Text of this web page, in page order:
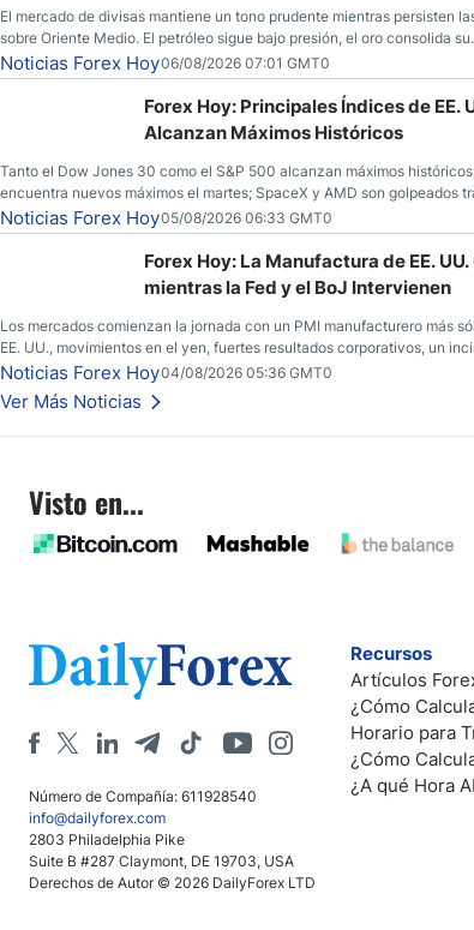
El mercado de divisas mantiene un tono prudente mientras persisten
sobre Oriente Medio. El petróleo sigue bajo presión, el oro consolida su
fortaleza y los operadores esperan nuevas referencias económicas
Estados Unidos.
Noticias Forex Hoy06/08/2026 07:01 GMT0
Forex Hoy: Principales Índices de EE.
Alcanzan Máximos Históricos
Tanto el Dow Jones 30 como el S&P 500 alcanzan máximos
encuentra nuevos máximos el martes; SpaceX y AMD son golpeados
llamadas de ganancias; el petróleo crudo cae por debajo de los $80 con
nuevas esperanzas; el dólar estadounidense continúa intentando
frente al yen; el peso mexicano ve un repunte a medida que las tasas
Noticias Forex Hoy05/08/2026 06:33 GMT0
Forex Hoy: La Manufactura de EE.
mientras la Fed y el BoJ Intervienen
Los mercados comienzan la jornada con un PMI manufacturero más
EE. UU., movimientos en el yen, fuertes resultados corporativos, un
de seguridad en Bitcoin y nuevas señales desde el mercado del
Noticias Forex Hoy04/08/2026 05:36 GMT0
Ver Más Noticias
Visto en...
Número de Compañía: 611928540
info@dailyforex.com
2803 Philadelphia Pike
Suite B #287 Claymont, DE 19703, USA
Derechos de Autor © 2026 DailyForex LTD
Recursos
Artículos
¿Cómo
Horario para
¿Cómo
¿A qué Hora